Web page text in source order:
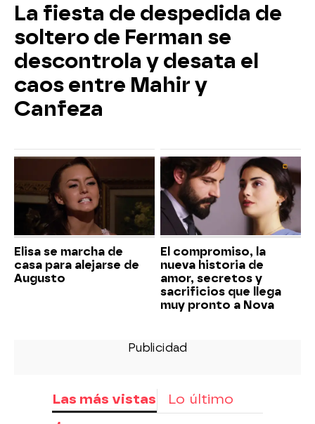
La fiesta de despedida de
soltero de Ferman se
descontrola y desata el
caos entre Mahir y
Canfeza
Elisa se marcha de
casa para alejarse de
Augusto
El compromiso, la
nueva historia de
amor, secretos y
sacrificios que llega
muy pronto a Nova
Las más vistas Lo último